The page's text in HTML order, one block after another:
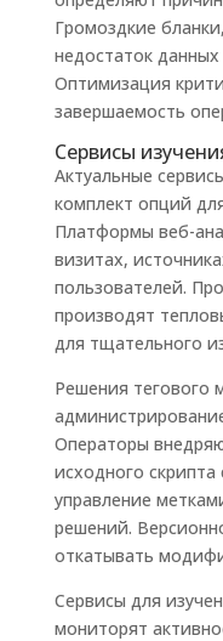
Громоздкие
недостаток
Оптимизация
завершаемость
Сервисы
Актуальные
комплект опций
Платформы веб-
визитах,
пользователей.
производят
для тщательного
Решения тегового
Операторы
исходного
управление
решений.
откатывать
Сервисы для
мониторят